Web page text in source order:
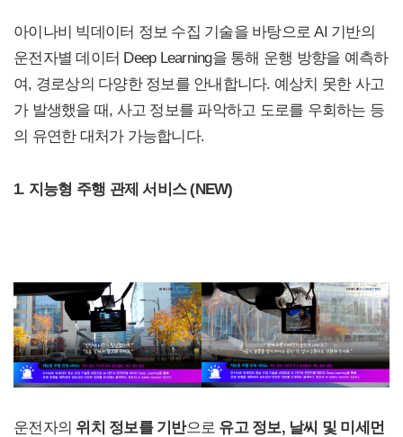
아이나비 빅데이터 정보 수집 기술을 바탕으로 AI 기반의
운전자별 데이터 Deep Learning을 통해 운행 방향을 예측하
여, 경로상의 다양한 정보를 안내합니다. 예상치 못한 사고
가 발생했을 때, 사고 정보를 파악하고 도로를 우회하는 등
의 유연한 대처가 가능합니다.
1. 지능형 주행 관제 서비스 (NEW)
운전자의 위치 정보를 기반으로 유고 정보, 날씨 및 미세먼